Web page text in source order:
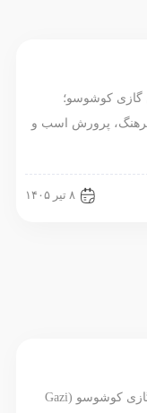
گازی کوشوسو؛
فرهنگ، پرورش اسب و
۸ تیر ۱۴۰۵
به گزارش پایگاه خبری پدوک، صدمین دوره گازی کوشوسو (Gazi